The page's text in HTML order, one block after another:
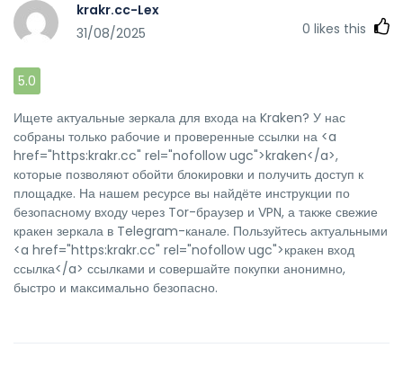
krakr.cc-Lex
31/08/2025
0 likes this
5.0
Ищете актуальные зеркала для входа на Kraken? У нас
собраны только рабочие и проверенные ссылки на <a
href="https:krakr.cc" rel="nofollow ugc">kraken</a>,
которые позволяют обойти блокировки и получить доступ к
площадке. На нашем ресурсе вы найдёте инструкции по
безопасному входу через Tor-браузер и VPN, а также свежие
кракен зеркала в Telegram-канале. Пользуйтесь актуальными
<a href="https:krakr.cc" rel="nofollow ugc">кракен вход
ссылка</a> ссылками и совершайте покупки анонимно,
быстро и максимально безопасно.